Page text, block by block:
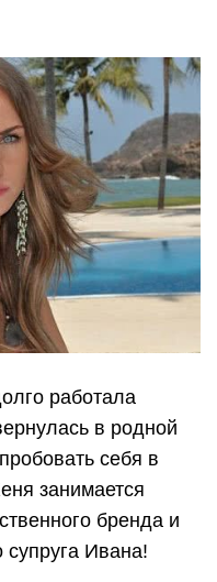
работала
в родной
себя в
занимается
бренда и
Ивана!